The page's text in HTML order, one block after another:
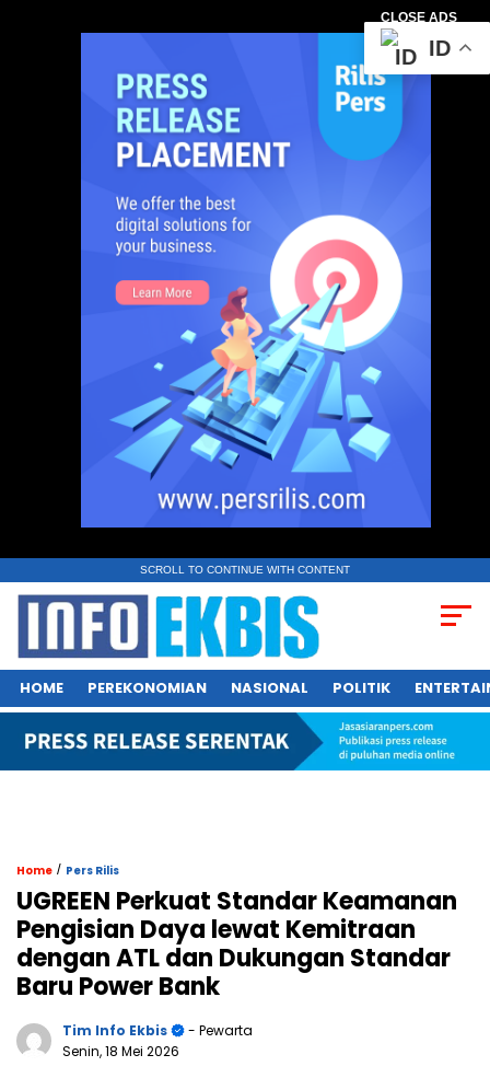
CLOSE ADS
SCROLL TO CONTINUE WITH CONTENT
HOME PEREKONOMIAN NASIONAL POLITIK
Home / Pers Rilis
UGREEN Perkuat Standar Keamanan
Pengisian Daya lewat Kemitraan
dengan ATL dan Dukungan Standar
Baru Power Bank
Tim Info Ekbis
- Pewarta
Senin, 18 Mei 2026
ID